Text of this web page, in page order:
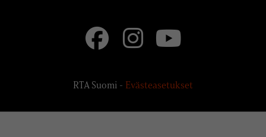
RTA Suomi - Evästeasetukset